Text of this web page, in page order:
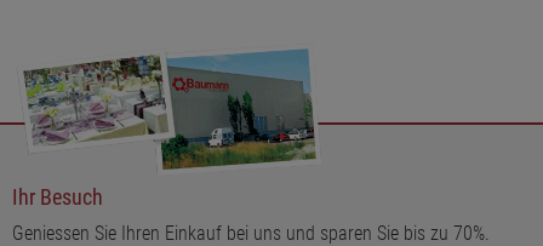
Ihr Besuch
Geniessen Sie Ihren Einkauf bei uns und sparen Sie bis zu 70%.